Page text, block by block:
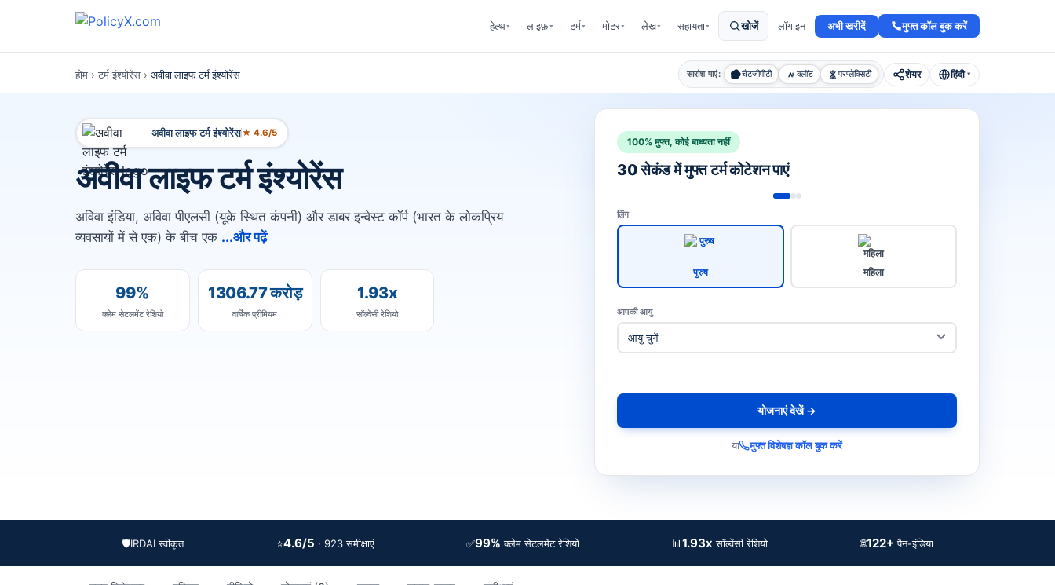
हेल्थ▾ लाइफ़▾ टर्म▾ मोटर▾ लेख▾ सहायता▾ खोजें लॉग इन अभी खरीदें मुफ्त कॉल बुक करें
होम › टर्म इंश्योरेंस › अवीवा लाइफ टर्म इंश्योरेंस सारांश पाएं: चैटजीपीटी क्लॉड परप्लेक्सिटी शेयर हिंदी ▾
अवीवा लाइफ टर्म इंश्योरेंस★ 4.6/5
अवीवा लाइफ टर्म इंश्योरेंस
अविवा इंडिया, अविवा पीएलसी (यूके स्थित कंपनी) और डाबर इन्वेस्ट कॉर्प (भारत के लोकप्रिय
व्यवसायों में से एक) के बीच एक ...और पढ़ें
99%
क्लेम सेटलमेंट रेशियो
1306.77 करोड़
वार्षिक प्रीमियम
1.93x
सॉल्वेंसी रेशियो
100% मुफ्त, कोई बाध्यता नहीं
30 सेकंड में मुफ्त टर्म कोटेशन पाएं
लिंग
पुरुष महिला
आपकी आयु
योजनाएं देखें →
या मुफ्त विशेषज्ञ कॉल बुक करें
🛡️IRDAI स्वीकृत ⭐4.6/5 · 923 समीक्षाएं ✅99% क्लेम सेटलमेंट रेशियो 📊1.93x सॉल्वेंसी रेशियो 🌐122+ पैन-इंडिया